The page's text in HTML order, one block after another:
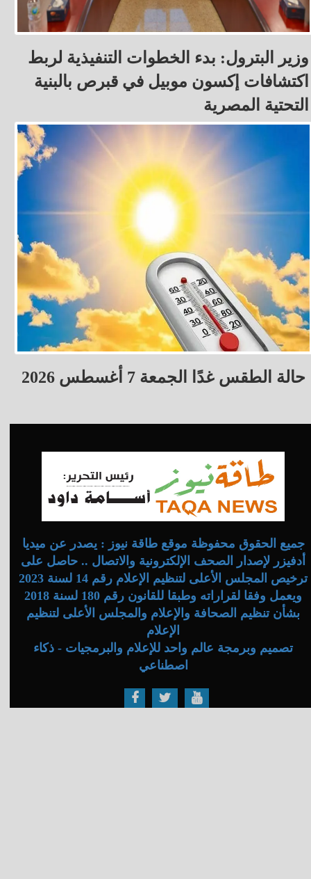
وزير البترول: بدء الخطوات التنفيذية لربط
اكتشافات إكسون موبيل في قبرص بالبنية
التحتية المصرية
حالة الطقس غدًا الجمعة 7 أغسطس 2026
جميع الحقوق محفوظة موقع طاقة نيوز : يصدر عن ميديا
أدفيزر لإصدار الصحف الإلكترونية والاتصال .. حاصل على
ترخيص المجلس الأعلى لتنظيم الإعلام رقم 14 لسنة 2023
ويعمل وفقا لقراراته وطبقا للقانون رقم 180 لسنة 2018
بشأن تنظيم الصحافة والإعلام والمجلس الأعلى لتنظيم
الإعلام
تصميم وبرمجة عالم واحد للإعلام والبرمجيات - ذكاء
اصطناعي